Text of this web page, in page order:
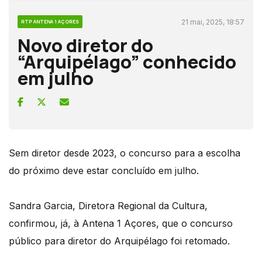
RTP ANTENA 1 AÇORES 21 mai, 2025, 18:57
Novo diretor do
“Arquipélago” conhecido
em julho
Sem diretor desde 2023, o concurso para a escolha
do próximo deve estar concluído em julho.
Sandra Garcia, Diretora Regional da Cultura,
confirmou, já, à Antena 1 Açores, que o concurso
público para diretor do Arquipélago foi retomado.